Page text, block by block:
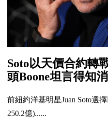
Soto以天價合約
頭Boone坦言得知
前紐約洋基明星Juan Soto選
250.2億)......